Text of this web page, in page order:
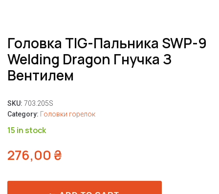
Головка TIG-Пальника SWP-9
Welding Dragon Гнучка З
Вентилем
SKU: 703.205S
Category: Головки горелок
15 in stock
276,00 ₴